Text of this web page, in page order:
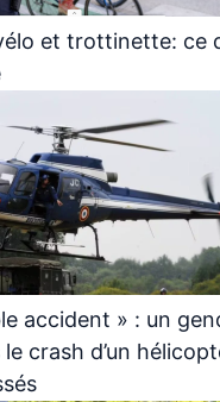
et trottinette: ce
accident » : un
crash d’un